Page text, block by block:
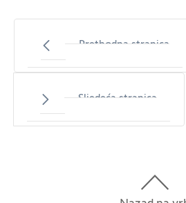
Prethodna stranica
Sljedeća stranica